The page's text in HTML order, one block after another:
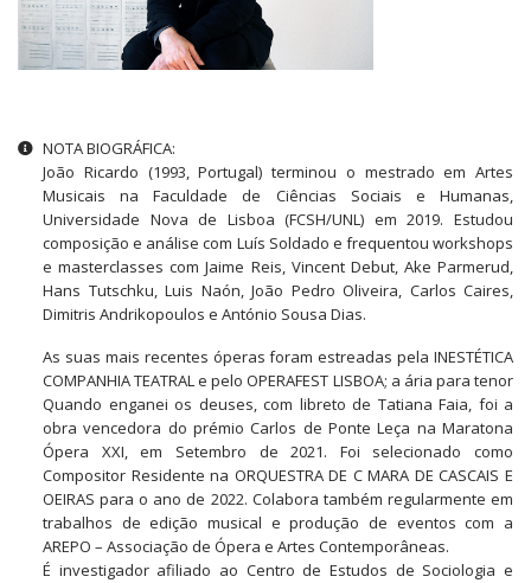
Outras informações
NOTA BIOGRÁFICA:
João Ricardo (1993, Portugal) terminou o mestrado em Artes
Musicais na Faculdade de Ciências Sociais e Humanas,
Universidade Nova de Lisboa (FCSH/UNL) em 2019. Estudou
composição e análise com Luís Soldado e frequentou workshops
e masterclasses com Jaime Reis, Vincent Debut, Ake Parmerud,
Hans Tutschku, Luis Naón, João Pedro Oliveira, Carlos Caires,
Dimitris Andrikopoulos e António Sousa Dias.
As suas mais recentes óperas foram estreadas pela INESTÉTICA
COMPANHIA TEATRAL e pelo OPERAFEST LISBOA; a ária para tenor
Quando enganei os deuses, com libreto de Tatiana Faia, foi a
obra vencedora do prémio Carlos de Ponte Leça na Maratona
Ópera XXI, em Setembro de 2021. Foi selecionado como
Compositor Residente na ORQUESTRA DE C MARA DE CASCAIS E
OEIRAS para o ano de 2022. Colabora também regularmente em
trabalhos de edição musical e produção de eventos com a
AREPO – Associação de Ópera e Artes Contemporâneas.
É investigador afiliado ao Centro de Estudos de Sociologia e